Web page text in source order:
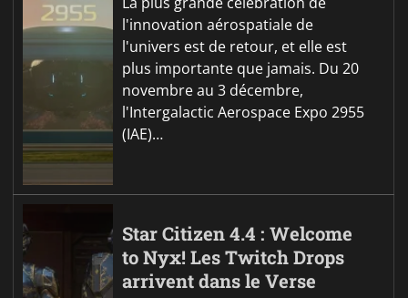
l'innovation aérospatiale de
l'univers est de retour, et elle est
plus importante que jamais. Du 20
novembre au 3 décembre,
l'Intergalactic Aerospace Expo 2955
(IAE)…
Star Citizen 4.4 : Welcome
to Nyx! Les Twitch Drops
arrivent dans le Verse